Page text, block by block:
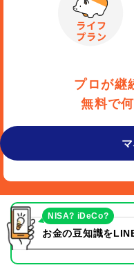
プロが継
無料で
お金の豆知識を
NISA? iDeCo?